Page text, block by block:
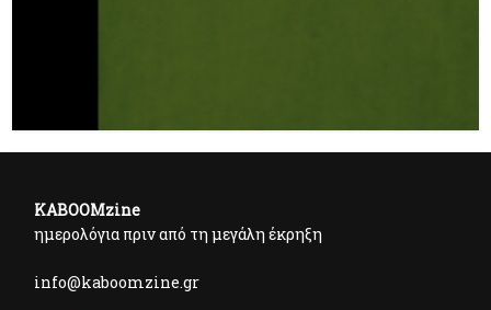
KABOOMzine
ημερολόγια πριν από τη μεγάλη έκρηξη
info@kaboomzine.gr